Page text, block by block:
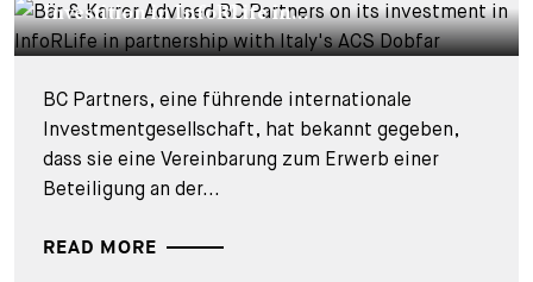
Investition in InfoRLife in...
BC Partners, eine führende internationale
Investmentgesellschaft, hat bekannt gegeben,
dass sie eine Vereinbarung zum Erwerb einer
Beteiligung an der...
READ MORE
DEALS & CASES - 28. JULI 2026